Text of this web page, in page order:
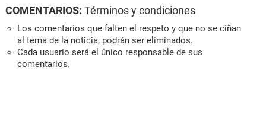
COMENTARIOS: Términos y condiciones
Los comentarios que falten el respeto y que no se ciñan
al tema de la noticia, podrán ser eliminados.
Cada usuario será el único responsable de sus
comentarios.